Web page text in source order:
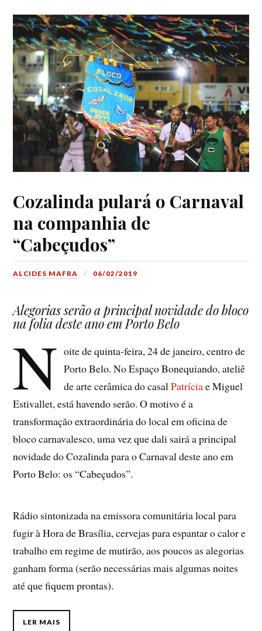
Cozalinda pulará o Carnaval
na companhia de
“Cabeçudos”
ALCIDES MAFRA 06/02/2019
Alegorias serão a principal novidade do bloco
na folia deste ano em Porto Belo
N oite de quinta-feira, 24 de janeiro, centro de
Porto Belo. No Espaço Bonequiando, ateliê
de arte cerâmica do casalPatríciae Miguel
Estivallet, está havendo serão. O motivo é a
transformação extraordinária do local em oficina de
bloco carnavalesco, uma vez que dali sairá a principal
novidade do Cozalinda para o Carnaval deste ano em
Porto Belo: os “Cabeçudos”.
Rádio sintonizada na emissora comunitária local para
fugir à Hora de Brasília, cervejas para espantar o calor e
trabalho em regime de mutirão, aos poucos as alegorias
ganham forma (serão necessárias mais algumas noites
até que fiquem prontas).
LER MAIS